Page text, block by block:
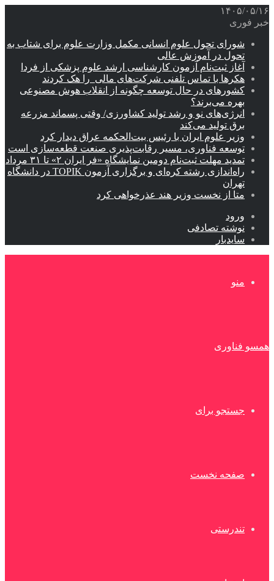
۱۴۰۵/۰۵/۱۶
خبر فوری
شورای تحول علوم انسانی مکمل وزارت علوم برای شتاب به
تحول در آموزش عالی
آغاز ثبت‌نام‌ آزمون کارشناسی ارشد علوم پزشکی از فردا
هکرها با تماس تلفنی شرکت‌های مالی را هک کردند
کشورهای در حال توسعه چگونه از انقلاب هوش مصنوعی
بهره می‌برند؟
انرژی‌های نو و رشد تولید کشاورزی/ وقتی پسماند مزرعه‌
برق تولید می‌کند
وزیر علوم ایران با رئیس بیت‌الحکمه عراق دیدار کرد
توسعه فناوری، مسیر رقابت‌پذیری صنعت قطعه‌سازی است
تمدید مهلت ثبت‌نام دومین نمایشگاه «فر ایران ۲» تا ۳۱ مرداد
راه‌اندازی رشته کره‌ای و برگزاری آزمون TOPIK در دانشگاه
تهران
متا از نخست وزیر هند عذرخواهی کرد
ورود
نوشته تصادفی
سایدبار
منو
همسو فناوری
جستجو برای
صفحه نخست
تندرستی